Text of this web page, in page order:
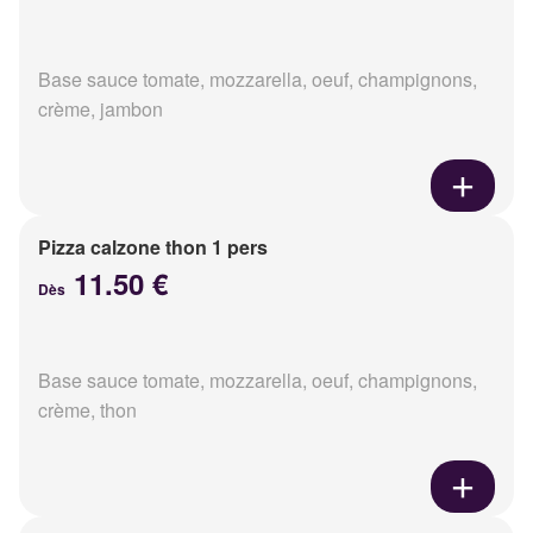
Base sauce tomate, mozzarella, oeuf, champignons,
crème, jambon
Pizza calzone thon 1 pers
Dès 11.50 €
Base sauce tomate, mozzarella, oeuf, champignons,
crème, thon